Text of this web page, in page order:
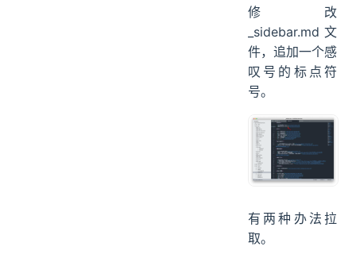
路》专栏的
GitHub 仓库中
修改
_sidebar.md 文
件，追加一个感
叹号的标点符
号。